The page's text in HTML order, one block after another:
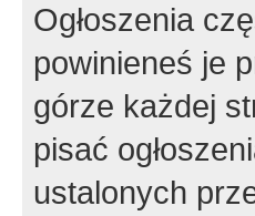
Ogłoszenia
powinieneś je
górze każdej
pisać
ustalonych